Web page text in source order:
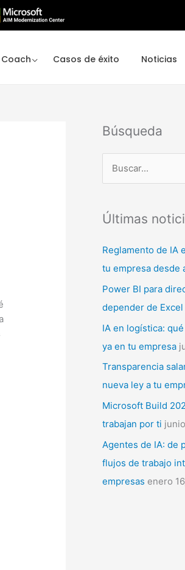
Casos de éxito Noticias
Búsqueda
c
a
r
:
Últimas
Reglamento de IA
tu empresa desde
Power BI para
depender de Excel
IA en logística:
ya en tu empresa
Transparencia
nueva ley a tu
Microsoft Build
trabajan por ti
Agentes de IA: de
flujos de trabajo
empresas enero